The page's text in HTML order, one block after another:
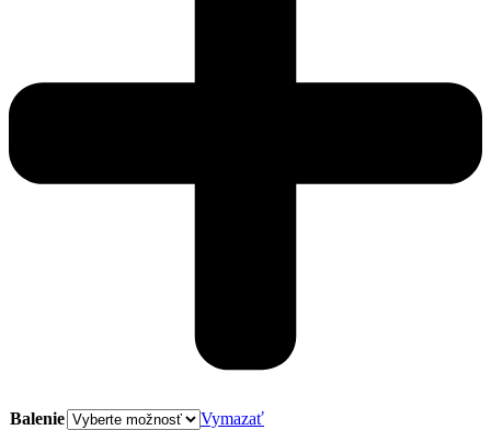
Balenie
Vymazať